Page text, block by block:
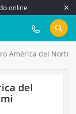
online
917 815 555
América del Norte
del